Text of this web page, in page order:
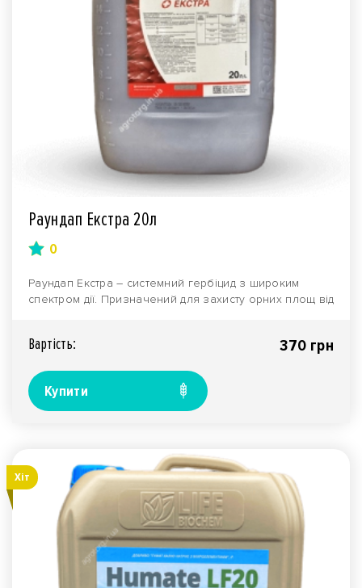
Раундап Екстра 20л
0
Раундап Екстра – системний гербіцид з широким
спектром дії. Призначений для захисту орних площ від
Вартiсть: 370 грн
Купити
Хiт